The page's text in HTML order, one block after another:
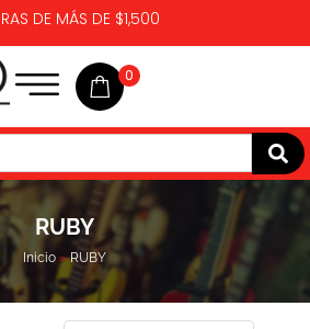
DE MÁS DE $1,500
0
RUBY
Inicio »RUBY